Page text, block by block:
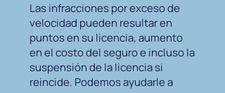
Las infracciones por exceso de
velocidad pueden resultar en
puntos en su licencia, aumento
en el costo del seguro e incluso la
suspensión de la licencia si
reincide. Podemos ayudarle a